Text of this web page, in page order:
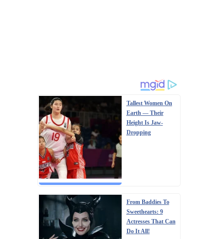
Tallest Women On
Earth — Their
Height Is Jaw-
Dropping
From Baddies To
Sweethearts: 9
Actresses That Can
Do It All!